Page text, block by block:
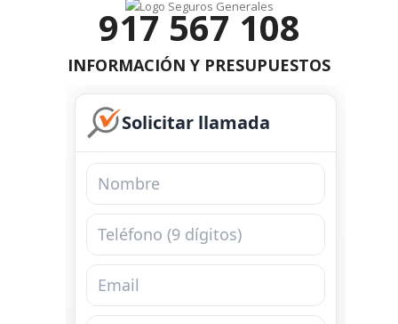
917 567 108
INFORMACIÓN Y PRESUPUESTOS